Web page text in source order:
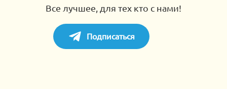
Все лучшее, для тех кто с нами!
Подписаться